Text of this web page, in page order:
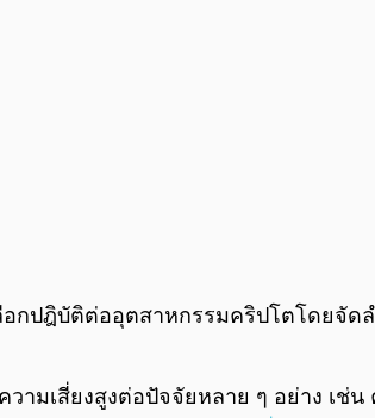
ลือกปฎิบัติต่ออุตสาหกรรมคริปโตโดยจั
มเสี่ยงสูงต่อปัจจัยหลาย ๆ อย่าง เช่